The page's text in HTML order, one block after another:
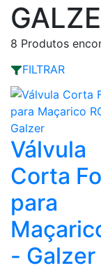
8 Produtos
FILTRAR
Válvula
Corta
para
- Galzer